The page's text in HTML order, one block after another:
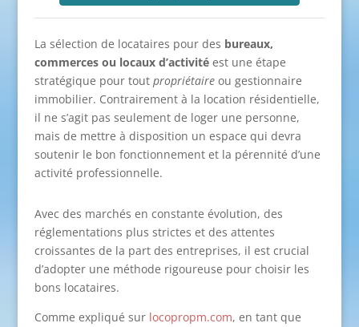
La sélection de locataires pour des bureaux,
commerces ou locaux d’activitéest une étape
stratégique pour tout propriétaireou gestionnaire
immobilier. Contrairement à la location résidentielle,
il ne s’agit pas seulement de loger une personne,
mais de mettre à disposition un espace qui devra
soutenir le bon fonctionnement et la pérennité d’une
activité professionnelle.
Avec des marchés en constante évolution, des
réglementations plus strictes et des attentes
croissantes de la part des entreprises, il est crucial
d’adopter une méthode rigoureuse pour choisir les
bons locataires.
Comme expliqué sur locopropm.com, en tant que